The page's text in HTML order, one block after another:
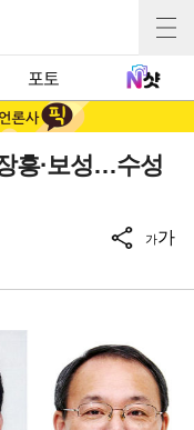
포토
흥·보성…수성
가가